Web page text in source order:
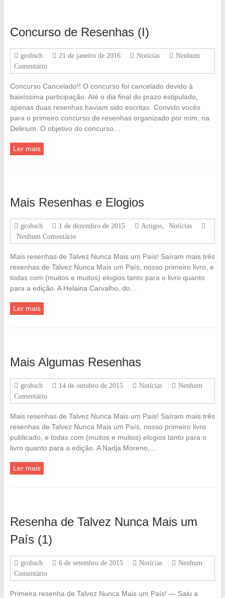
Concurso de Resenhas (I)
grobsch 21 de janeiro de 2016 Notícias
Nenhum
Comentário
Concurso Cancelado!! O concurso foi cancelado devido à
baixíssima participação. Até o dia final do prazo estipulado,
apenas duas resenhas haviam sido escritas. Convido vocês
para o primeiro concurso de resenhas organizado por mim, na
Delirium. O objetivo do concurso…
Ler mais
Mais Resenhas e Elogios
grobsch 1 de dezembro de 2015 Artigos,
Notícias
Nenhum Comentário
Mais resenhas de Talvez Nunca Mais um País! Saíram mais três
resenhas de Talvez Nunca Mais um País, nosso primeiro livro, e
todas com (muitos e muitos) elogios tanto para o livro quanto
para a edição. A Helaina Carvalho, do…
Ler mais
Mais Algumas Resenhas
grobsch 14 de outubro de 2015 Notícias
Nenhum
Comentário
Mais resenhas de Talvez Nunca Mais um País! Saíram mais três
resenhas de Talvez Nunca Mais um País, nosso primeiro livro
publicado, e todas com (muitos e muitos) elogios tanto para o
livro quanto para a edição. A Nadja Moreno,…
Ler mais
Resenha de Talvez Nunca Mais um
País (1)
grobsch 6 de setembro de 2015 Notícias
Nenhum
Comentário
Primeira resenha de Talvez Nunca Mais um País! — Saiu a